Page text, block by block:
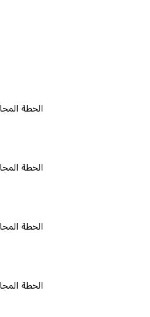
الخطة المجانية ٠
الخطة المجانية ٠
الخطة المجانية ٠
الخطة المجانية ٠